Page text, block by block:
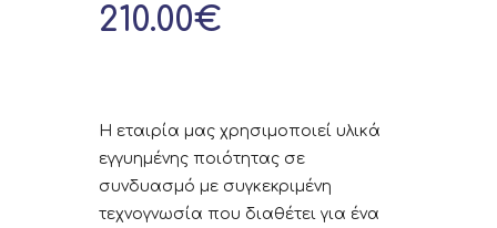
210.00€
Η εταιρία μας χρησιμοποιεί υλικά
εγγυημένης ποιότητας σε
συνδυασμό με συγκεκριμένη
τεχνογνωσία που διαθέτει για ένα